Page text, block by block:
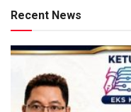
Recent News